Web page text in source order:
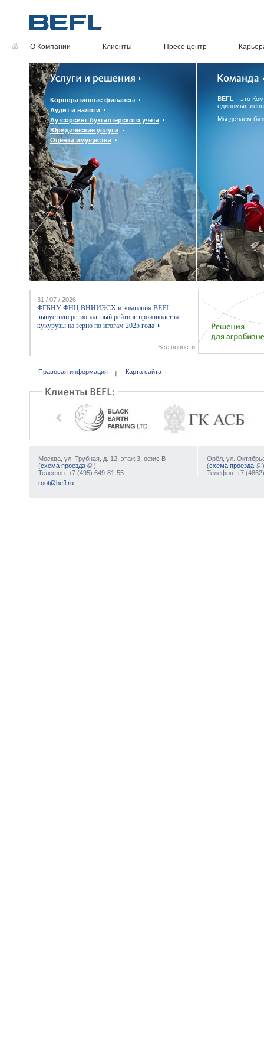
О Компании Клиенты Пресс-центр
Корпоративные финансы
Аудит и налоги
Аутсорсинг бухгалтерского учета
Юридические услуги
Оценка имущества
BEFL – это
Мы делаем
31 / 07 / 2026
ФГБНУ ФНЦ ВНИИЭСХ и компания BEFL
выпустили региональный рейтинг производства
кукурузы на зерно по итогам 2025 года
Все новости
Правовая информация Карта сайта
Москва, ул. Трубная, д. 12, этаж 3, офис В
(схема проезда
)
Телефон: +7 (495) 649-81-55
Орёл, ул.
(схема проезда
)
Телефон: +7
root@befl.ru